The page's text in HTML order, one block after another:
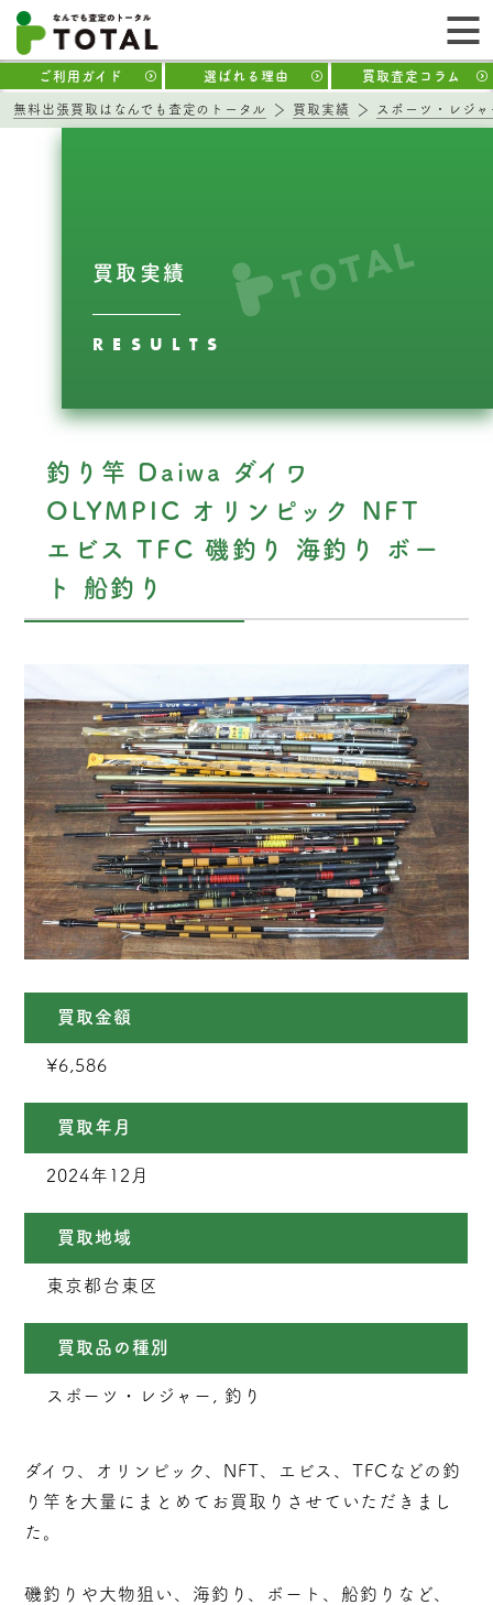
ご利用ガイド 選ばれる理由 買取査定コラム
無料出張買取はなんでも査定のトータル 買取実績 スポーツ・レジャ
買取実績
RESULTS
釣り竿 Daiwa ダイワ
OLYMPIC オリンピック NFT
エビス TFC 磯釣り 海釣り ボー
ト 船釣り
買取金額
¥6,586
買取年月
2024年12月
買取地域
東京都台東区
買取品の種別
スポーツ・レジャー, 釣り
ダイワ、オリンピック、NFT、エビス、TFCなどの釣
り竿を大量にまとめてお買取りさせていただきまし
た。
磯釣りや大物狙い、海釣り、ボート、船釣りなど、